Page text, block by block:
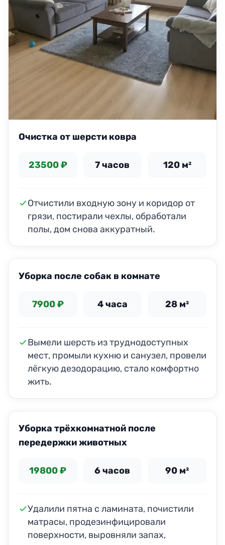
Очистка от шерсти ковра
23500 ₽ 7 часов 120 м²
Отчистили входную зону и коридор от
грязи, постирали чехлы, обработали
полы, дом снова аккуратный.
Уборка после собак в комнате
7900 ₽ 4 часа 28 м²
Вымели шерсть из труднодоступных
мест, промыли кухню и санузел, провели
лёгкую дезодорацию, стало комфортно
жить.
Уборка трёхкомнатной после
передержки животных
19800 ₽ 6 часов 90 м²
Удалили пятна с ламината, почистили
матрасы, продезинфицировали
поверхности, выровняли запах,